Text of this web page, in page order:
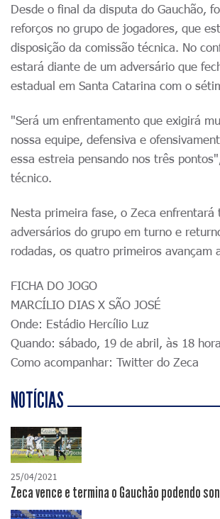
Desde o final da disputa do Gauchão,
reforços no grupo de jogadores, que
disposição da comissão técnica. No
estará diante de um adversário que
estadual em Santa Catarina com o
"Será um enfrentamento que exigirá
nossa equipe, defensiva e
essa estreia pensando nos três
técnico.
Nesta primeira fase, o Zeca enfrentará
adversários do grupo em turno e
rodadas, os quatro primeiros avançam
FICHA DO JOGO
MARCÍLIO DIAS X SÃO JOSÉ
Onde: Estádio Hercílio Luz
Quando: sábado, 19 de abril, às 18
Como acompanhar: Twitter do Zeca
NOTÍCIAS
25/04/2021
Zeca vence e termina o Gauchão podendo